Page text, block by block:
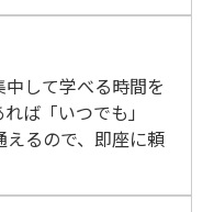
して学べる時間を
ば「いつでも」
えるので、即座に頼